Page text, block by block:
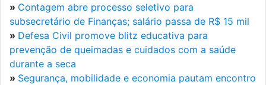
» Contagem abre processo seletivo para
subsecretário de Finanças; salário passa de R$ 15 mil
» Defesa Civil promove blitz educativa para
prevenção de queimadas e cuidados com a saúde
durante a seca
» Segurança, mobilidade e economia pautam encontro